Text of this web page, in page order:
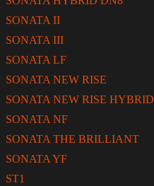
SONATA II
SONATA III
SONATA LF
SONATA NEW RISE
SONATA NEW RISE HYBRID
SONATA NF
SONATA THE BRILLIANT
SONATA YF
ST1